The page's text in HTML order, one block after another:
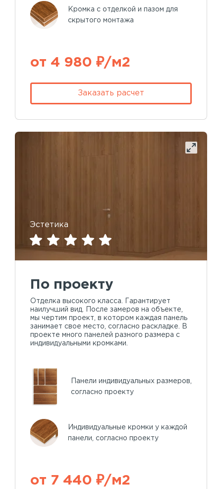
Кромка с отделкой и пазом для
скрытого монтажа
от 4 980 ₽/м2
Заказать расчет
Эстетика
По проекту
Отделка высокого класса. Гарантирует
наилучший вид. После замеров на объекте,
мы чертим проект, в котором каждая панель
занимает свое место, согласно раскладке. В
проекте много панелей разного размера с
индивидуальными кромками.
Панели индивидуальных размеров,
согласно проекту
Индивидуальные кромки у каждой
панели, согласно проекту
от 7 440 ₽/м2